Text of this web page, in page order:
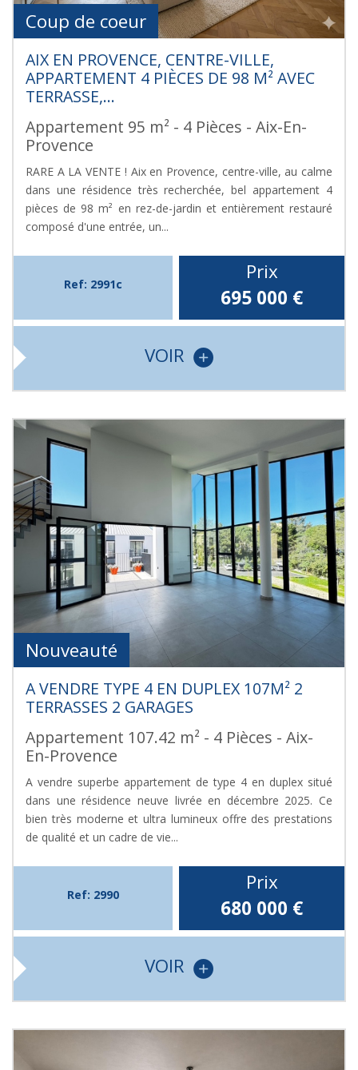
Coup de coeur
AIX EN PROVENCE, CENTRE-VILLE,
APPARTEMENT 4 PIÈCES DE 98 M² AVEC
TERRASSE,...
Appartement 95 m² - 4 Pièces - Aix-En-
Provence
RARE A LA VENTE ! Aix en Provence, centre-ville, au calme
dans une résidence très recherchée, bel appartement 4
pièces de 98 m² en rez-de-jardin et entièrement restauré
composé d'une entrée, un...
Ref: 2991c
Prix
695 000 €
VOIR
Nouveauté
A VENDRE TYPE 4 EN DUPLEX 107M² 2
TERRASSES 2 GARAGES
Appartement 107.42 m² - 4 Pièces - Aix-
En-Provence
A vendre superbe appartement de type 4 en duplex situé
dans une résidence neuve livrée en décembre 2025. Ce
bien très moderne et ultra lumineux offre des prestations
de qualité et un cadre de vie...
Ref: 2990
Prix
680 000 €
VOIR